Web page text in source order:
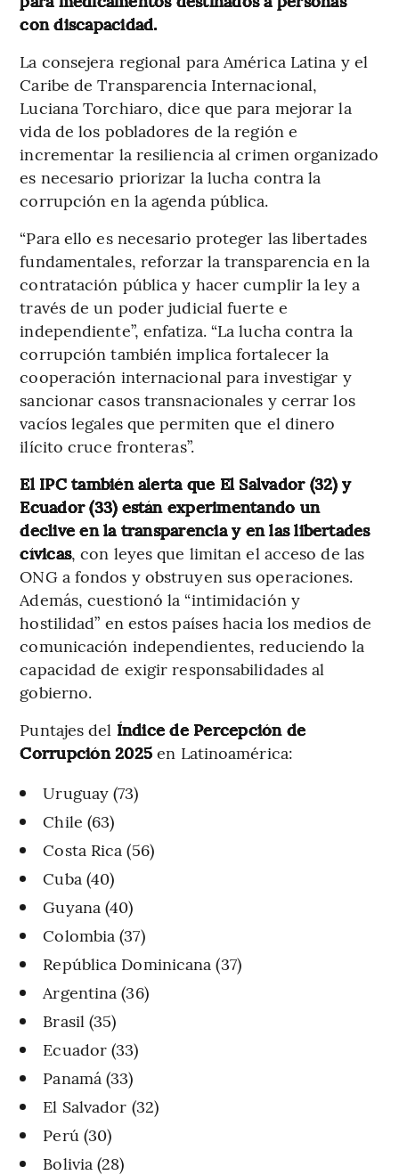
con discapacidad.
La consejera regional para América Latina y el
Caribe de Transparencia Internacional,
Luciana Torchiaro, dice que para mejorar la
vida de los pobladores de la región e
incrementar la resiliencia al crimen organizado
es necesario priorizar la lucha contra la
corrupción en la agenda pública.
“Para ello es necesario proteger las libertades
fundamentales, reforzar la transparencia en la
contratación pública y hacer cumplir la ley a
través de un poder judicial fuerte e
independiente”, enfatiza. “La lucha contra la
corrupción también implica fortalecer la
cooperación internacional para investigar y
sancionar casos transnacionales y cerrar los
vacíos legales que permiten que el dinero
ilícito cruce fronteras”.
El IPC también alerta que El Salvador (32) y
Ecuador (33) están experimentando un
declive en la transparencia y en las libertades
cívicas, con leyes que limitan el acceso de las
ONG a fondos y obstruyen sus operaciones.
Además, cuestionó la “intimidación y
hostilidad” en estos países hacia los medios de
comunicación independientes, reduciendo la
capacidad de exigir responsabilidades al
gobierno.
Puntajes del Índice de Percepción de
Corrupción 2025en Latinoamérica:
Uruguay (73)
Chile (63)
Costa Rica (56)
Cuba (40)
Guyana (40)
Colombia (37)
República Dominicana (37)
Argentina (36)
Brasil (35)
Ecuador (33)
Panamá (33)
El Salvador (32)
Perú (30)
Bolivia (28)